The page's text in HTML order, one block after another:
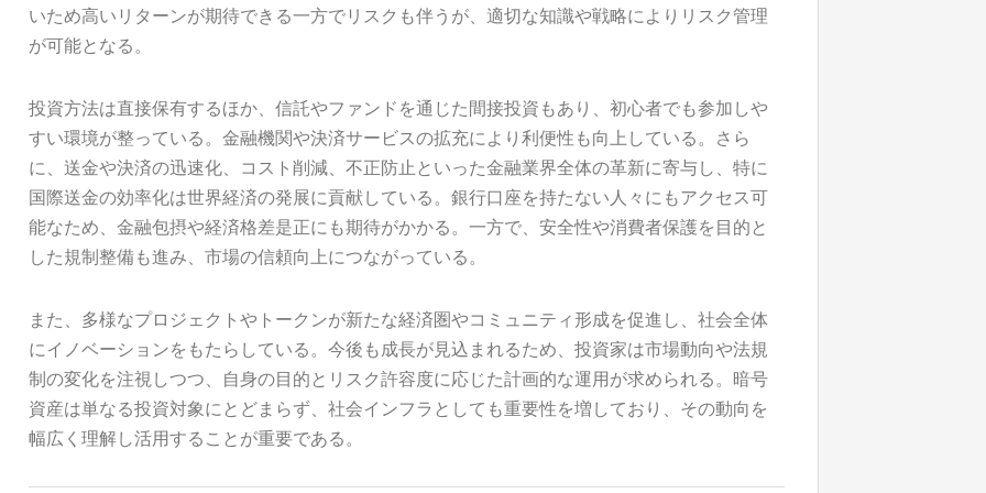
いため高いリターンが期待できる一方でリスクも伴うが、適切な知識や戦略によりリスク管理
が可能となる。
投資方法は直接保有するほか、信託やファンドを通じた間接投資もあり、初心者でも参加しや
すい環境が整っている。金融機関や決済サービスの拡充により利便性も向上している。さら
に、送金や決済の迅速化、コスト削減、不正防止といった金融業界全体の革新に寄与し、特に
国際送金の効率化は世界経済の発展に貢献している。銀行口座を持たない人々にもアクセス可
能なため、金融包摂や経済格差是正にも期待がかかる。一方で、安全性や消費者保護を目的と
した規制整備も進み、市場の信頼向上につながっている。
また、多様なプロジェクトやトークンが新たな経済圏やコミュニティ形成を促進し、社会全体
にイノベーションをもたらしている。今後も成長が見込まれるため、投資家は市場動向や法規
制の変化を注視しつつ、自身の目的とリスク許容度に応じた計画的な運用が求められる。暗号
資産は単なる投資対象にとどまらず、社会インフラとしても重要性を増しており、その動向を
幅広く理解し活用することが重要である。